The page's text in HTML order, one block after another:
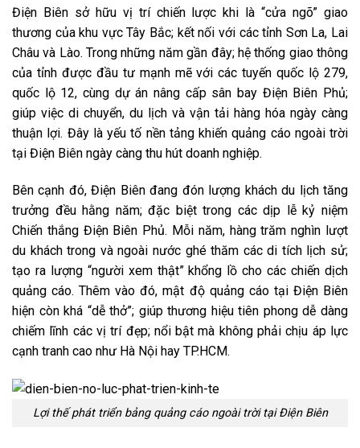
Điện Biên sở hữu vị trí chiến lược khi là “cửa ngõ” giao
thương của khu vực Tây Bắc; kết nối với các tỉnh Sơn La, Lai
Châu và Lào. Trong những năm gần đây; hệ thống giao thông
của tỉnh được đầu tư mạnh mẽ với các tuyến quốc lộ 279,
quốc lộ 12, cùng dự án nâng cấp sân bay Điện Biên Phủ;
giúp việc di chuyển, du lịch và vận tải hàng hóa ngày càng
thuận lợi. Đây là yếu tố nền tảng khiến quảng cáo ngoài trời
tại Điện Biên ngày càng thu hút doanh nghiệp.
Bên cạnh đó, Điện Biên đang đón lượng khách du lịch tăng
trưởng đều hằng năm; đặc biệt trong các dịp lễ kỷ niệm
Chiến thắng Điện Biên Phủ. Mỗi năm, hàng trăm nghìn lượt
du khách trong và ngoài nước ghé thăm các di tích lịch sử;
tạo ra lượng “người xem thật” khổng lồ cho các chiến dịch
quảng cáo.Thêm vào đó, mật độ quảng cáo tại Điện Biên
hiện còn khá “dễ thở”; giúp thương hiệu tiên phong dễ dàng
chiếm lĩnh các vị trí đẹp; nổi bật mà không phải chịu áp lực
cạnh tranh cao như Hà Nội hay TP.HCM.
Lợi thế phát triển bảng quảng cáo ngoài trời tại Điện Biên